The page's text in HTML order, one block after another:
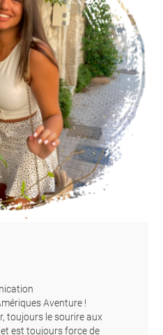
Aventure !
toujours le sourire aux
et est toujours force de